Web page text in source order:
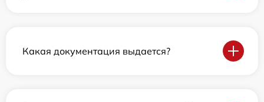
Какая документация выдается?